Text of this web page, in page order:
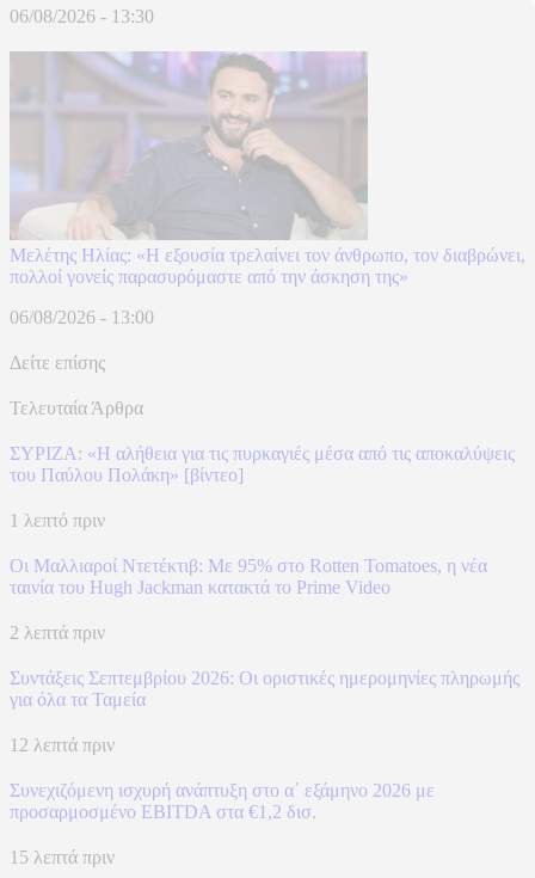
06/08/2026 - 13:30
Μελέτης Ηλίας: «Η εξουσία τρελαίνει τον άνθρωπο, τον διαβρώνει,
πολλοί γονείς παρασυρόμαστε από την άσκηση της»
06/08/2026 - 13:00
Δείτε επίσης
Τελευταία Άρθρα
ΣΥΡΙΖΑ: «Η αλήθεια για τις πυρκαγιές μέσα από τις αποκαλύψεις
του Παύλου Πολάκη» [βίντεο]
1 λεπτό πριν
Οι Μαλλιαροί Ντετέκτιβ: Με 95% στο Rotten Tomatoes, η νέα
ταινία του Hugh Jackman κατακτά το Prime Video
2 λεπτά πριν
Συντάξεις Σεπτεμβρίου 2026: Οι οριστικές ημερομηνίες πληρωμής
για όλα τα Ταμεία
12 λεπτά πριν
Συνεχιζόμενη ισχυρή ανάπτυξη στο α΄ εξάμηνο 2026 με
προσαρμοσμένο EBITDA στα €1,2 δισ.
15 λεπτά πριν